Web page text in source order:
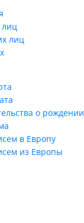
лиц
лиц
о рождении
в Европу
из Европы